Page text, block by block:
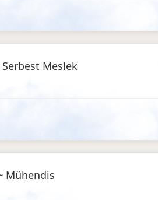
Meslek
Mühendis